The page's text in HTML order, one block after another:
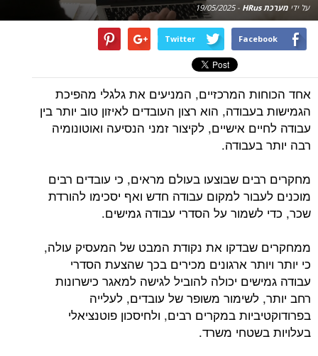
על ידי מערכת HRus -
19/05/2025
Facebook
Twitter
אחד הכוחות המרכזיים, המניעים את גלגלי מהפיכת
הגמישות בעבודה, הוא רצון העובדים לאיזון טוב יותר בין
עבודה לחיים אישיים, לקיצור זמני הנסיעה ואוטונומיה
רבה יותר בעבודה.
מחקרים רבים שבוצעו בעולם מראים, כי עובדים רבים
מוכנים לעבור למקום עבודה חדש ואף יסכימו להורדת
שכר, כדי לשמור על הסדרי עבודה גמישים.
ממחקרים שבדקו את נקודת המבט של המעסיק עולה,
כי יותר ויותר ארגונים מכירים בכך שהצעת הסדרי
עבודה גמישים יכולה להוביל לגישה למאגר כישרונות
רחב יותר, לשימור משופר של עובדים, לעלייה
בפרודוקטיביות במקרים רבים, ולחיסכון פוטנציאלי
בעלויות בשטחי משרד.